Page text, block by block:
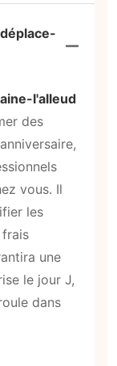
l'alleud
des
vous. Il
les
une
le jour J,
dans